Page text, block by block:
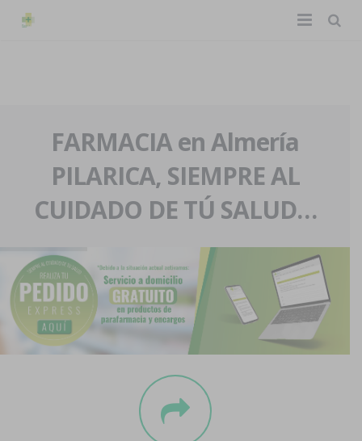
La farmacia
Nuestra historia
Nuestro equipo
Eventos
Servicios y reservas
Pedidos express
Blog
Contacto
Boletín
FARMACIA en Almería
PILARICA, SIEMPRE AL
CUIDADO DE TÚ SALUD…